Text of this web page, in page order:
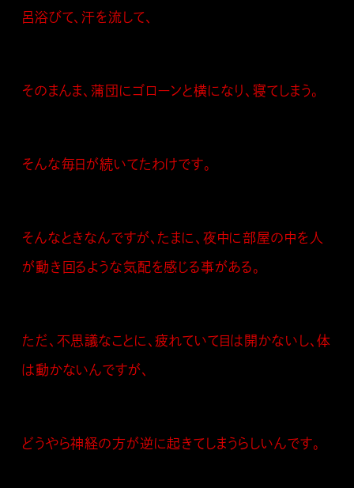
呂浴びて、汗を流して、
そのまんま、蒲団にゴローンと横になり、寝てしまう。
そんな毎日が続いてたわけです。
そんなときなんですが、たまに、夜中に部屋の中を人
が動き回るような気配を感じる事がある。
ただ、不思議なことに、疲れていて目は開かないし、体
は動かないんですが、
どうやら神経の方が逆に起きてしまうらしいんです。